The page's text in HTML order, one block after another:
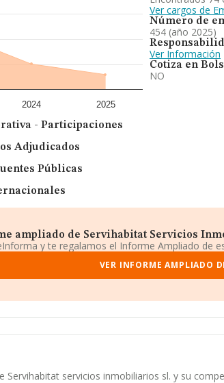
2024 2025
- Participaciones
Adjudicados
Públicas
Ver cargos de
Número de
454 (año 2025)
Ver Información
Cotiza en
NO
ampliado de Servihabitat Servicios
y te regalamos el Informe Ampliado de
VER INFORME AMPLIADO
Servihabitat servicios inmobiliarios sl. y su